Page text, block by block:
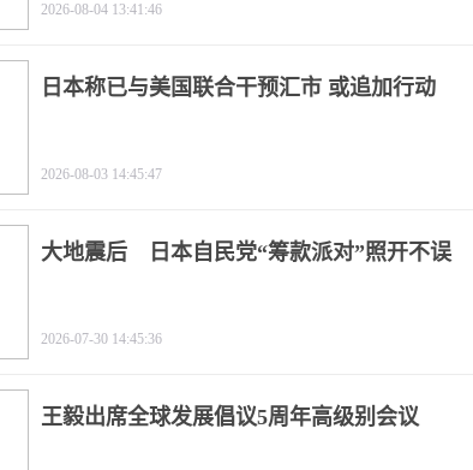
2026-08-04 13:41:46
日本称已与美国联合干预汇市 或追加行动
2026-08-03 14:45:47
大地震后 日本自民党“筹款派对”照开不误
2026-07-30 14:45:36
王毅出席全球发展倡议5周年高级别会议